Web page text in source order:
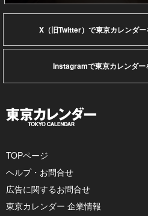
X（旧Twitter）で東京カレンダー
Instagramで東京カレンダー
TOPページ
ヘルプ・お問合せ
広告に関するお問合せ
東京カレンダー 企業情報